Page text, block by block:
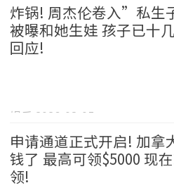
炸锅! 周杰伦卷入”私生
被曝和她生娃 孩子已十
回应!
娱乐 2026-08-05
申请通道正式开启! 加拿
钱了 最高可领$5000 现
领!